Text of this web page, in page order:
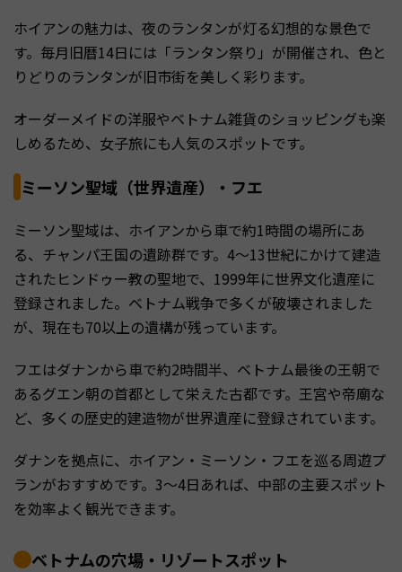
ホイアンの魅力は、夜のランタンが灯る幻想的な景色で
す。毎月旧暦14日には「ランタン祭り」が開催され、色と
りどりのランタンが旧市街を美しく彩ります。
オーダーメイドの洋服やベトナム雑貨のショッピングも楽
しめるため、女子旅にも人気のスポットです。
ミーソン聖域（世界遺産）・フエ
ミーソン聖域は、ホイアンから車で約1時間の場所にあ
る、チャンパ王国の遺跡群です。4〜13世紀にかけて建造
されたヒンドゥー教の聖地で、1999年に世界文化遺産に
登録されました。ベトナム戦争で多くが破壊されました
が、現在も70以上の遺構が残っています。
フエはダナンから車で約2時間半、ベトナム最後の王朝で
あるグエン朝の首都として栄えた古都です。王宮や帝廟な
ど、多くの歴史的建造物が世界遺産に登録されています。
ダナンを拠点に、ホイアン・ミーソン・フエを巡る周遊プ
ランがおすすめです。3〜4日あれば、中部の主要スポット
を効率よく観光できます。
ベトナムの穴場・リゾートスポット